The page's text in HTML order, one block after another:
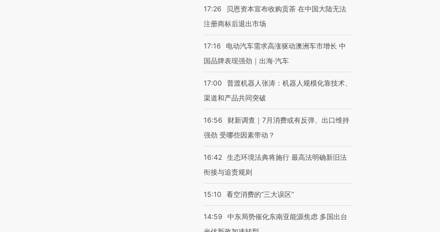
17:26
贝恩资本宣布收购贡茶 在中国大陆无法
注册商标后退出市场
17:16
电动汽车需求高涨驱动澳洲车市增长 中
国品牌表现强劲｜出海·汽车
17:00
普渡机器人张涛：机器人规模化靠技术、
渠道和产品共同突破
16:56
财新调查｜7月消费或有反弹、出口维持
强劲 受哪些因素带动？
16:42 生态环境法典将施行 最高法明确新旧法
衔接与追责规则
15:10 看空消费的“三大误区”
14:59
中东局势催化东南亚能源焦虑 多国出台